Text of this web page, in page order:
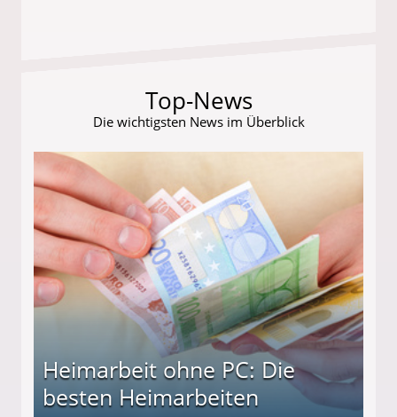
Top-News
Die wichtigsten News im Überblick
Heimarbeit ohne PC: Die
besten Heimarbeiten